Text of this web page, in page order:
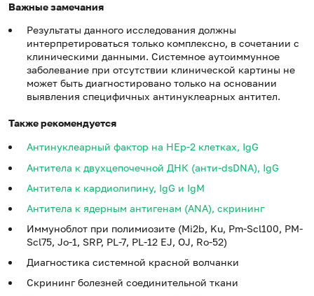
Важные замечания
Результаты данного исследования должны
интерпретироваться только комплексно, в сочетании с
клиническими данными. Системное аутоиммунное
заболевание при отсутствии клинической картины не
может быть диагностировано только на основании
выявления специфичных антинуклеарных антител.
Также рекомендуется
Антинуклеарный фактор на HEp-2 клетках, IgG
Антитела к двухцепочечной ДНК (анти-dsDNA), IgG
Антитела к кардиолипину, IgG и IgM
Антитела к ядерным антигенам (ANA), скрининг
Иммуноблот при полимиозите (Мi2b, Ku, Pm-Scl100, PM-
Scl75, Jo-1, SRP, PL-7, PL-12 EJ, OJ, Ro-52)
Диагностика системной красной волчанки
Скрининг болезней соединительной ткани